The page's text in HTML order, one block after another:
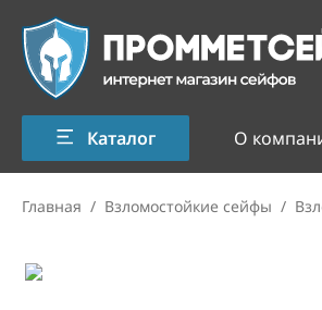
Каталог О
Главная / Взломостойкие сейфы /